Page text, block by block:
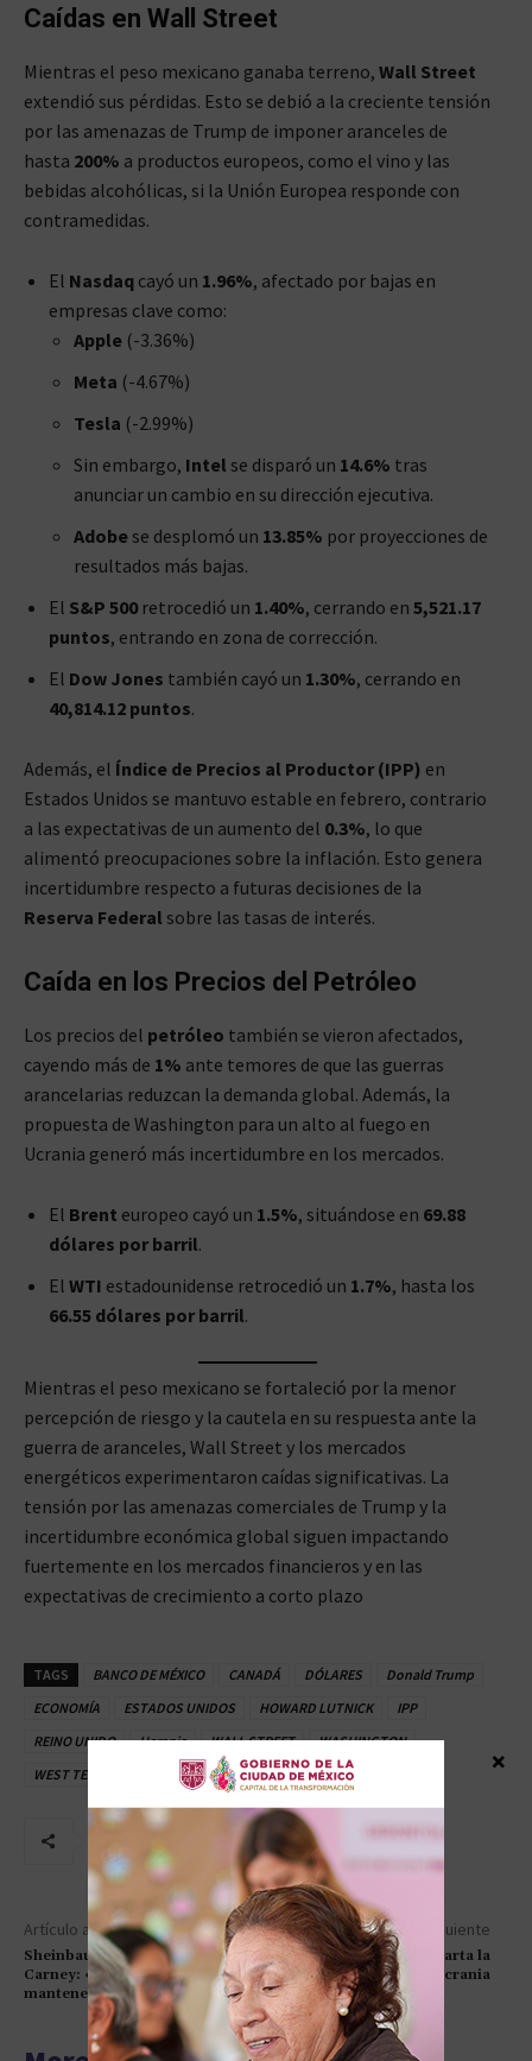
Caídas en Wall Street
Mientras el peso mexicano ganaba terreno, Wall Street
extendió sus pérdidas. Esto se debió a la creciente tensión
por las amenazas de Trump de imponer aranceles de
hasta 200% a productos europeos, como el vino y las
bebidas alcohólicas, si la Unión Europea responde con
contramedidas.
El Nasdaq cayó un 1.96%, afectado por bajas en
empresas clave como:
Apple (-3.36%)
Meta (-4.67%)
Tesla (-2.99%)
Sin embargo, Intel se disparó un 14.6% tras
anunciar un cambio en su dirección ejecutiva.
Adobese desplomó un 13.85% por proyecciones de
resultados más bajas.
El S&P 500retrocedió un 1.40%, cerrando en 5,521.17
puntos, entrando en zona de corrección.
El Dow Jones también cayó un 1.30%, cerrando en
40,814.12 puntos.
Además, el Índice de Precios al Productor (IPP) en
Estados Unidos se mantuvo estable en febrero, contrario
a las expectativas de un aumento del 0.3%, lo que
alimentó preocupaciones sobre la inflación. Esto genera
incertidumbre respecto a futuras decisiones de la
Reserva Federal sobre las tasas de interés.
Caída en los Precios del Petróleo
Los precios del petróleo también se vieron afectados,
cayendo más de 1% ante temores de que las guerras
arancelarias reduzcan la demanda global. Además, la
propuesta de Washington para un alto al fuego en
Ucrania generó más incertidumbre en los mercados.
El Brent europeo cayó un 1.5%, situándose en 69.88
dólares por barril.
El WTI estadounidense retrocedió un 1.7%, hasta los
66.55 dólares por barril.
Mientras el peso mexicano se fortaleció por la menor
percepción de riesgo y la cautela en su respuesta ante la
guerra de aranceles, Wall Street y los mercados
energéticos experimentaron caídas significativas. La
tensión por las amenazas comerciales de Trump y la
incertidumbre económica global siguen impactando
fuertemente en los mercados financieros y en las
expectativas de crecimiento a corto plazo
TAGS BANCO DE MÉXICO CANADÁ DÓLARES
Donald Trump
ECONOMÍA
ESTADOS UNIDOS HOWARD LUTNICK
IPP
REINO UNIDO
Ucrania WALL STREET
WASHINGTON
WEST TEXAS INTERMEDIATE
Artículo anterior
Sheinbaum sobre
Carney: «Esperamos
mantener el T-MEC»
Artículo siguiente
El jefe de la OTAN descarta la
adhesión de Ucrania
×